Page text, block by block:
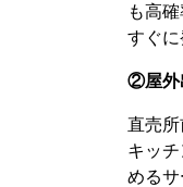
も高
すぐに
②屋外
直売
キッ
めるサ